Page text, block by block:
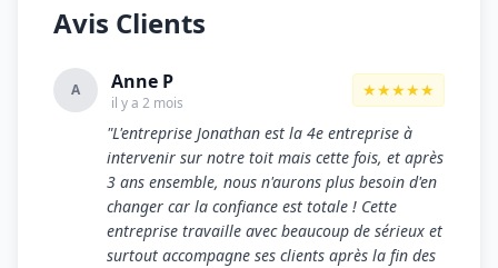
Avis Clients
A Anne P
il y a 2 mois
★★★★★
"L'entreprise Jonathan est la 4e entreprise à
intervenir sur notre toit mais cette fois, et après
3 ans ensemble, nous n'aurons plus besoin d'en
changer car la confiance est totale ! Cette
entreprise travaille avec beaucoup de sérieux et
surtout accompagne ses clients après la fin des